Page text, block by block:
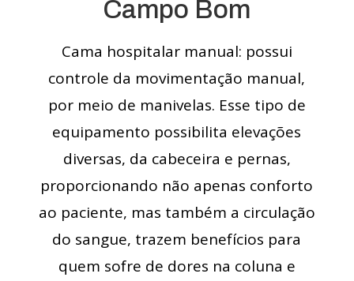
Campo Bom
Cama hospitalar manual: possui
controle da movimentação manual,
por meio de manivelas. Esse tipo de
equipamento possibilita elevações
diversas, da cabeceira e pernas,
proporcionando não apenas conforto
ao paciente, mas também a circulação
do sangue, trazem benefícios para
quem sofre de dores na coluna e